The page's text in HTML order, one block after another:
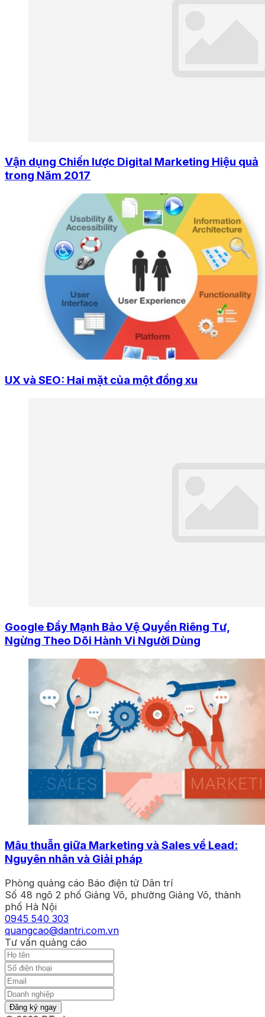
Vận dụng Chiến lược Digital Marketing Hiệu quả
trong Năm 2017
UX và SEO: Hai mặt của một đồng xu
Google Đẩy Mạnh Bảo Vệ Quyền Riêng Tư,
Ngừng Theo Dõi Hành Vi Người Dùng
Mâu thuẫn giữa Marketing và Sales về Lead:
Nguyên nhân và Giải pháp
Phòng quảng cáo Báo điện tử Dân trí
Số 48 ngõ 2 phố Giảng Võ, phường Giảng Võ, thành
phố Hà Nội
0945 540 303
quangcao@dantri.com.vn
Tư vấn quảng cáo
Đăng ký ngay